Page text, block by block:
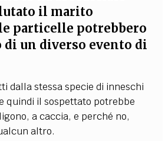
il marito
le particelle potrebbero
di un diverso evento di
dalla stessa specie di inneschi
quindi il sospettato potrebbe
a caccia, e perché no,
altro.